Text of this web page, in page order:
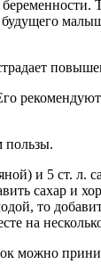
будущего
пользы.
и 5 ст. л.
сахар и
то
на
можно